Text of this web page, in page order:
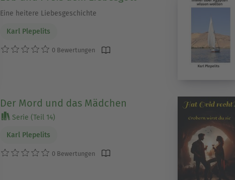
Eine heitere Liebesgeschichte
Karl Plepelits
0 Bewertungen
Der Mord und das Mädchen
Serie (Teil 14)
Karl Plepelits
0 Bewertungen